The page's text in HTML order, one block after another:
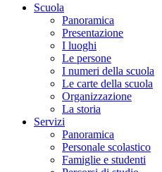
Scuola
Panoramica
Presentazione
I luoghi
Le persone
I numeri della scuola
Le carte della scuola
Organizzazione
La storia
Servizi
Panoramica
Personale scolastico
Famiglie e studenti